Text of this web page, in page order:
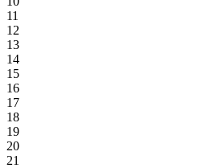
11
12
13
14
15
16
17
18
19
20
21